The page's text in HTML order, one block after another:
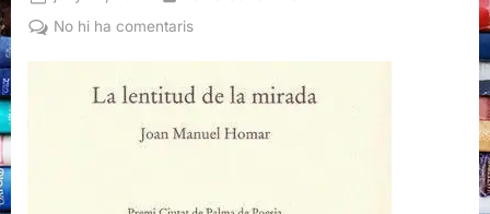
on
No hi ha comentarisa
de